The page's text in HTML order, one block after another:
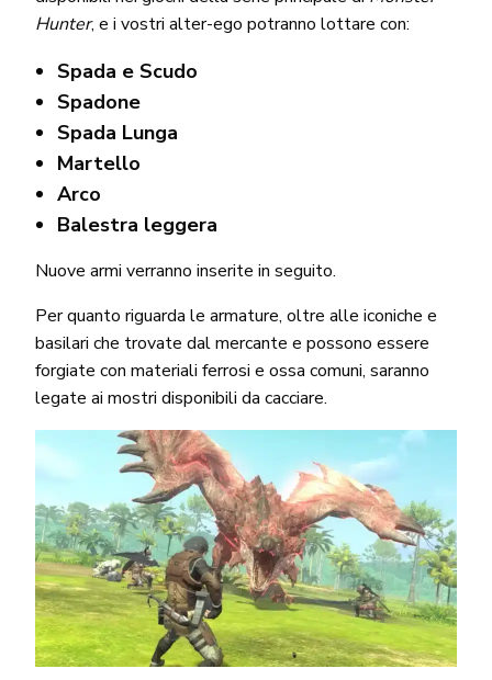
Hunter, e i vostri alter-ego potranno lottare con:
Spada e Scudo
Spadone
Spada Lunga
Martello
Arco
Balestra leggera
Nuove armi verranno inserite in seguito.
Per quanto riguarda le armature, oltre alle iconiche e
basilari che trovate dal mercante e possono essere
forgiate con materiali ferrosi e ossa comuni, saranno
legate ai mostri disponibili da cacciare.